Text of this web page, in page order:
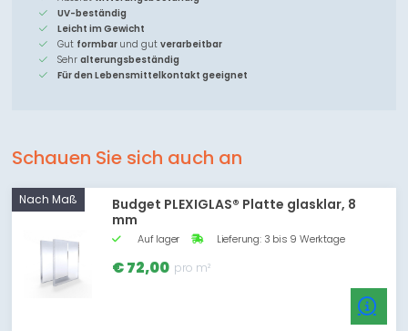
UV-beständig
Leicht im Gewicht
Gut formbar und gutverarbeitbar
Sehralterungsbeständig
Für den Lebensmittelkontakt geeignet
Schauen Sie sich auch an
Nach Maß
Budget PLEXIGLAS® Platte glasklar, 8
mm
Auf lager Lieferung: 3 bis 9 Werktage
€ 72,00 pro m²